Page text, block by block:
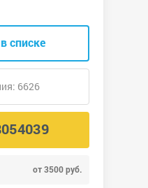
от 3500 руб.
списке
6626